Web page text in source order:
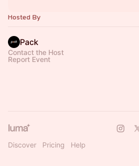
Hosted By
Pack
Contact the Host
Report Event
Discover Pricing Help